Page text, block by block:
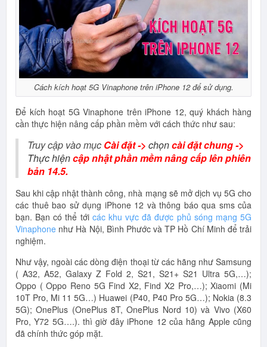
Cách kích hoạt 5G Vinaphone trên iPhone 12 để sử dụng.
Để kích hoạt 5G Vinaphone trên iPhone 12, quý khách hàng
cần thực hiện nâng cấp phần mềm với cách thức như sau:
Truy cập vào mục Cài đặt -> chọncài đặt chung ->
Thực hiệncập nhật phần mềm nâng cấp lên phiên
bản 14.5.
Sau khi cập nhật thành công, nhà mạng sẽ mở dịch vụ 5G cho
các thuê bao sử dụng iPhone 12 và thông báo qua sms của
bạn. Bạn có thể tới các khu vực đã được phủ sóng mạng 5G
Vinaphone như Hà Nội, Bình Phước và TP Hồ Chí Minh để trải
nghiệm.
Như vậy, ngoài các dòng điện thoại từ các hãng như Samsung
( A32, A52, Galaxy Z Fold 2, S21, S21+ S21 Ultra 5G,…);
Oppo ( Oppo Reno 5G Find X2, Find X2 Pro,…); Xiaomi (Mi
10T Pro, Mi 11 5G…) Huawei (P40, P40 Pro 5G…); Nokia (8.3
5G); OnePlus (OnePlus 8T, OnePlus Nord 10) và Vivo (X60
Pro, Y72 5G….). thì giờ đây iPhone 12 của hãng Apple cũng
đã chính thức góp mặt.